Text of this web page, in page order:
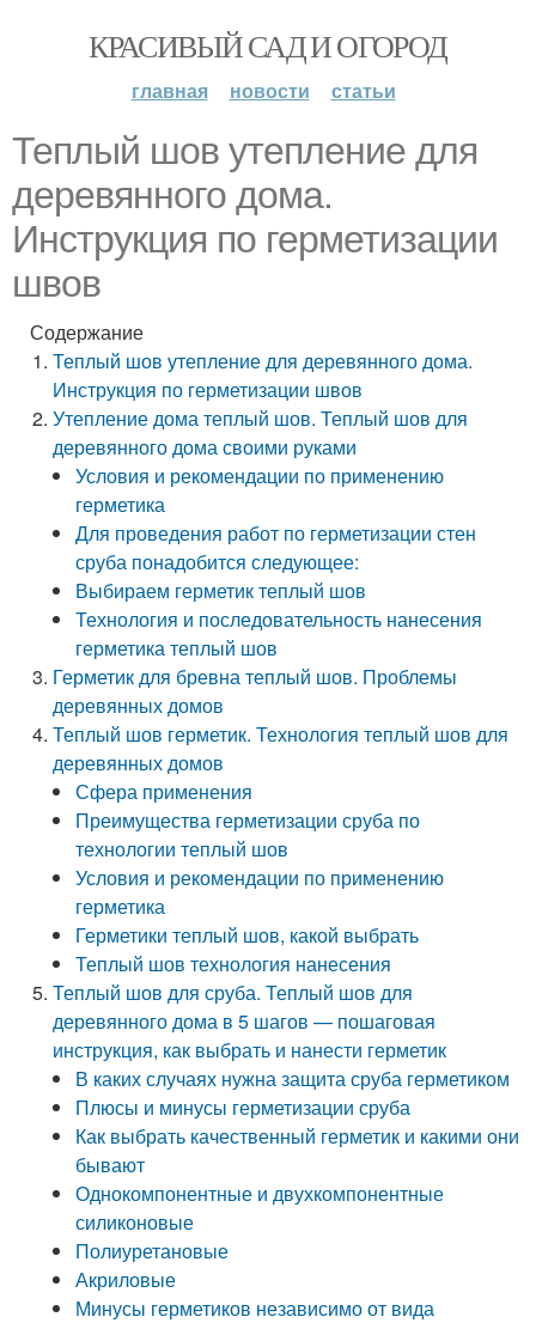
КРАСИВЫЙ САД И ОГОРОД
главная новости статьи
Теплый шов утепление для
деревянного дома.
Инструкция по герметизации
швов
Содержание
Теплый шов утепление для деревянного дома.
Инструкция по герметизации швов
Утепление дома теплый шов. Теплый шов для
деревянного дома своими руками
Условия и рекомендации по применению
герметика
Для проведения работ по герметизации стен
сруба понадобится следующее:
Выбираем герметик теплый шов
Технология и последовательность нанесения
герметика теплый шов
Герметик для бревна теплый шов. Проблемы
деревянных домов
Теплый шов герметик. Технология теплый шов для
деревянных домов
Сфера применения
Преимущества герметизации сруба по
технологии теплый шов
Условия и рекомендации по применению
герметика
Герметики теплый шов, какой выбрать
Теплый шов технология нанесения
Теплый шов для сруба. Теплый шов для
деревянного дома в 5 шагов — пошаговая
инструкция, как выбрать и нанести герметик
В каких случаях нужна защита сруба герметиком
Плюсы и минусы герметизации сруба
Как выбрать качественный герметик и какими они
бывают
Однокомпонентные и двухкомпонентные
силиконовые
Полиуретановые
Акриловые
Минусы герметиков независимо от вида